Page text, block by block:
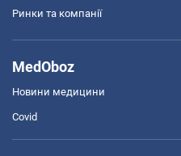
Ринки та компанії
MedOboz
Новини медицини
Covid